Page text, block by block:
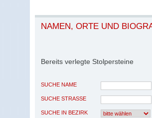
NAMEN, ORTE UND
Bereits verlegte Stolpersteine
SUCHE NAME
SUCHE STRASSE
SUCHE IN BEZIRK